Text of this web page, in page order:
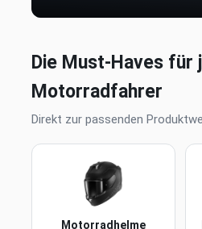
Die Must-Haves für
Motorradfahrer
Direkt zur passenden
Motorradhelme